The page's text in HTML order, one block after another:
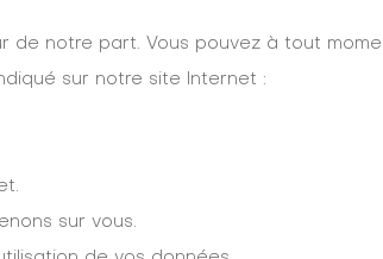
notre part. Vous pouvez à tout
sur notre site Internet :
sur vous.